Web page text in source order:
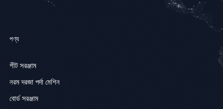
পণ্য
শীট সরঞ্জাম
নরম দরজা পর্দা মেশিন
বোর্ড সরঞ্জাম